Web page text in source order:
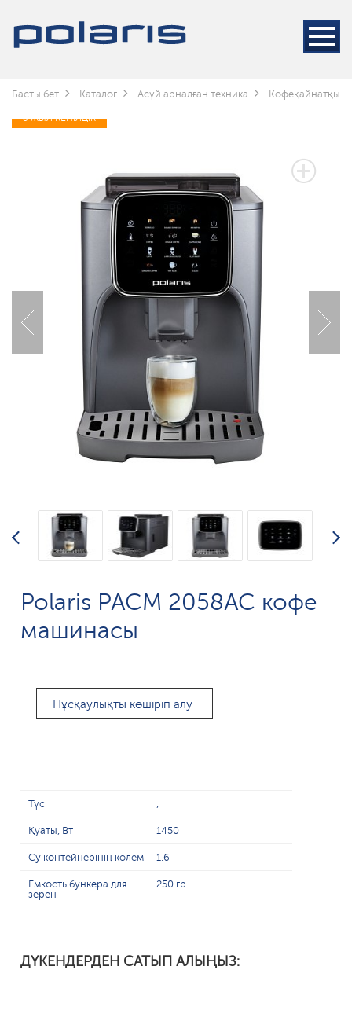
Басты бет Каталог Асүй арналған техника
3 ЖЫЛ КЕПІЛДІК
Polaris PACM 2058AC кофе
машинасы
Нұсқаулықты көшіріп алу
Түсі ,
Қуаты, Вт 1450
Су контейнерінің көлемі 1,6
Емкость бункера для
зерен
250 гр
ДҮКЕНДЕРДЕН САТЫП АЛЫҢЫЗ: